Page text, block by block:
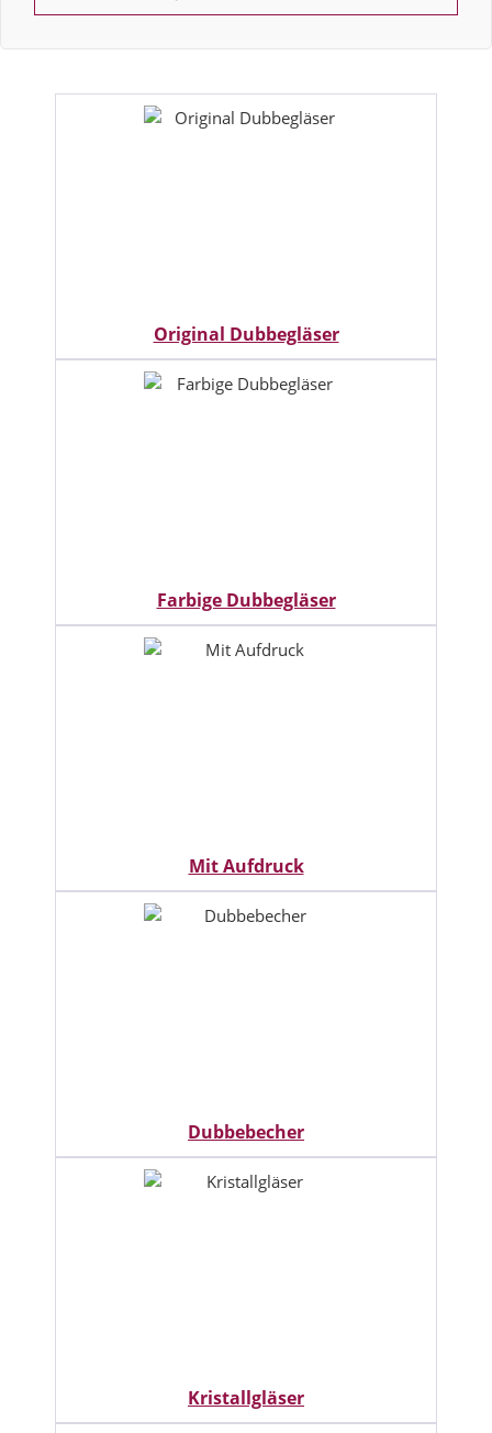
Original Dubbegläser
Farbige Dubbegläser
Mit Aufdruck
Dubbebecher
Kristallgläser